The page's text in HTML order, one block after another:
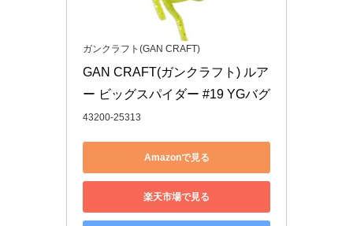
ガンクラフト(GAN CRAFT)
GAN CRAFT(ガンクラフト) ルア
ー ビッグスパイダー #19 YGバグ
43200-25313
Amazonで見る
楽天市場で見る